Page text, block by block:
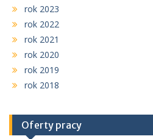
rok 2023
rok 2022
rok 2021
rok 2020
rok 2019
rok 2018
Oferty pracy